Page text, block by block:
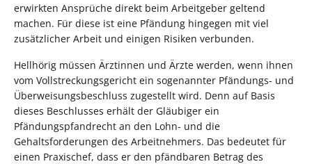
erwirkten Ansprüche direkt beim Arbeitgeber geltend
machen. Für diese ist eine Pfändung hingegen mit viel
zusätzlicher Arbeit und einigen Risiken verbunden.
Hellhörig müssen Ärztinnen und Ärzte werden, wenn ihnen
vom Vollstreckungsgericht ein sogenannter Pfändungs- und
Überweisungsbeschluss zugestellt wird. Denn auf Basis
dieses Beschlusses erhält der Gläubiger ein
Pfändungspfandrecht an den Lohn- und die
Gehaltsforderungen des Arbeitnehmers. Das bedeutet für
einen Praxischef, dass er den pfändbaren Betrag des